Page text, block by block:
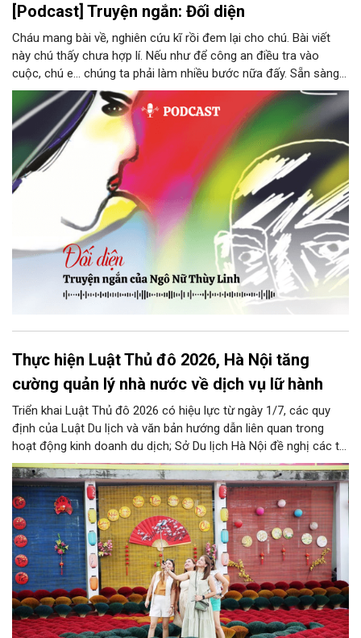
[Podcast] Truyện ngắn: Đối diện
Cháu mang bài về, nghiên cứu kĩ rồi đem lại cho chú. Bài viết
này chú thấy chưa hợp lí. Nếu như để công an điều tra vào
cuộc, chú e… chúng ta phải làm nhiều bước nữa đấy. Sẵn sàng
thì tiếp tục nhé! Chú Minh cầm tập bài viết đưa lại cho Thy. Cô
ngại ngùng đỡ lấy. Đây là lần thứ ba, loạt bài phóng sự của mình
bị Tổng biên tập kêu lên để trả lại...
Thực hiện Luật Thủ đô 2026, Hà Nội tăng
cường quản lý nhà nước về dịch vụ lữ hành
Triển khai Luật Thủ đô 2026 có hiệu lực từ ngày 1/7, các quy
định của Luật Du lịch và văn bản hướng dẫn liên quan trong
hoạt động kinh doanh du dịch; Sở Du lịch Hà Nội đề nghị các tổ
chức, đơn vị, doanh nghiệp kinh doanh dịch vụ lữ hành trên địa
bàn thành phố thực hiện một số nội dung quan trọng. Qua đó
góp phần thực hiện thắng lợi các mục tiêu phát triển du lịch Hà
Nội năm 2026 và giai đoạn tiếp theo.